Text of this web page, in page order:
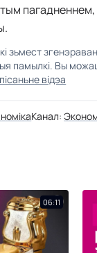
зьмест
памылкі. Вы
відэа
Канал:
06:11